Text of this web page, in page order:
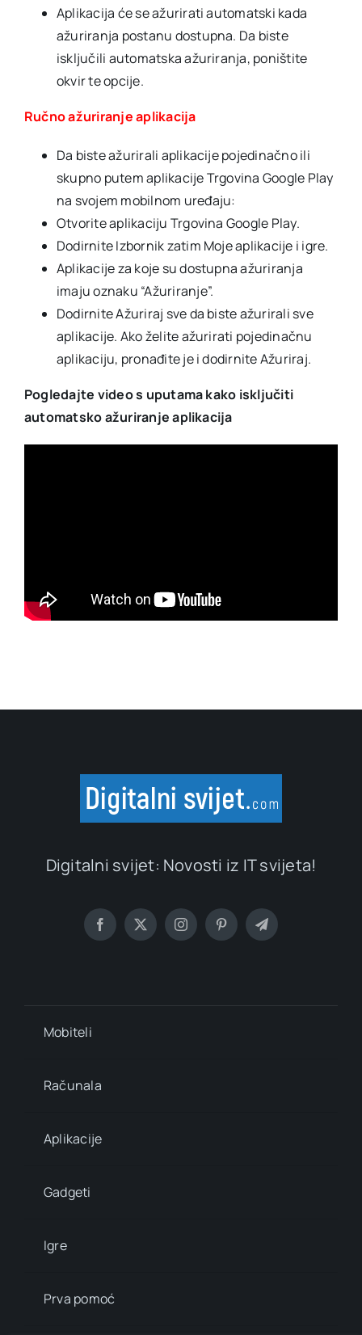
Aplikacija će se ažurirati automatski kada
ažuriranja postanu dostupna. Da biste
isključili automatska ažuriranja, poništite
okvir te opcije.
Ručno ažuriranje aplikacija
Da biste ažurirali aplikacije pojedinačno ili
skupno putem aplikacije Trgovina Google Play
na svojem mobilnom uređaju:
Otvorite aplikaciju Trgovina Google Play.
Dodirnite Izbornik zatim Moje aplikacije i igre.
Aplikacije za koje su dostupna ažuriranja
imaju oznaku “Ažuriranje”.
Dodirnite Ažuriraj sve da biste ažurirali sve
aplikacije. Ako želite ažurirati pojedinačnu
aplikaciju, pronađite je i dodirnite Ažuriraj.
Pogledajte video s uputama kako isključiti
automatsko ažuriranje aplikacija
Digitalni svijet: Novosti iz IT svijeta!
Mobiteli
Računala
Aplikacije
Gadgeti
Igre
Prva pomoć